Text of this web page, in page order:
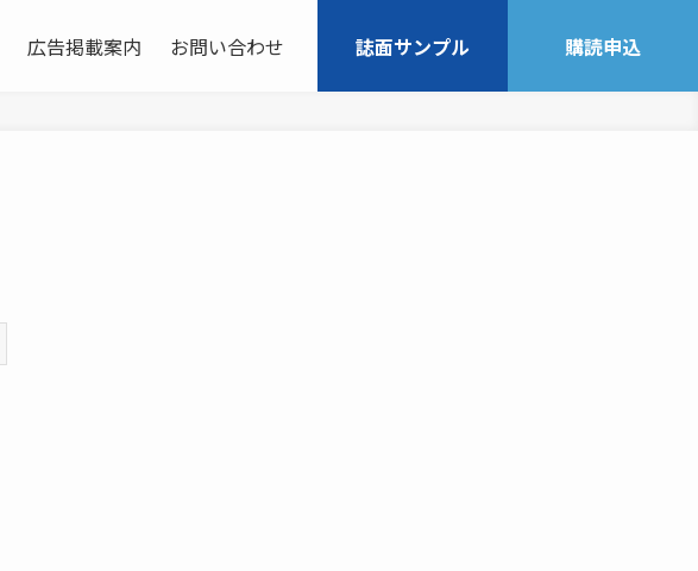
広告掲載案内 お問い合わせ 誌面サンプル 購読申込